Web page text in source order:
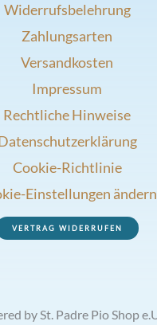
Widerrufsbelehrung
Zahlungsarten
Versandkosten
Impressum
Rechtliche Hinweise
Cookie-Richtlinie
Einstellungen ändern
VERTRAG WIDERRUFEN
by St. Padre Pio Shop